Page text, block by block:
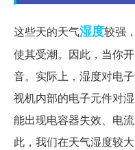
这些天的天气湿度较强
使其受潮。因此，当你
音。实际上，湿度对电
视机内部的电子元件对
能出现电容器失效、电
此，我们在天气湿度较